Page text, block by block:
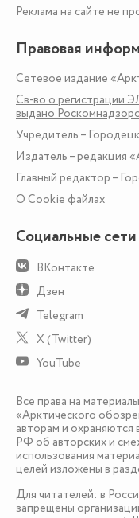
Реклама на сайте не
Правовая
Сетевое издание
Св-во о регистрации
выдано
Учредитель –
Издатель – редакция
Главный редактор –
О Сookie файлах
Социальные сети
ВКонтакте
Дзен
Telegram
X (Twitter)
YouTube
Все права на
«Арктического
авторам и охраняются
РФ об авторских и
использования
целей изложены в
Для читателей: в
запрещены